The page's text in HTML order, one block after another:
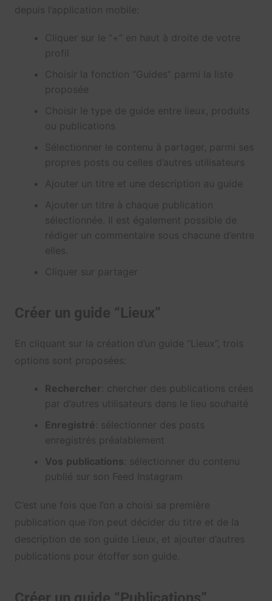
depuis l’application mobile:
Cliquer sur le “+” en haut à droite de votre
profil
Choisir la fonction “Guides” parmi la liste
proposée
Choisir le type de guide entre lieux, produits
ou publications
Sélectionner le contenu à partager, parmi ses
propres posts ou celles d’autres utilisateurs
Ajouter un titre et une description au guide
Ajouter un titre à chaque publication
sélectionnée. Il est également possible de
rédiger un commentaire sous chacune d’entre
elles.
Cliquer sur partager
Créer un guide “Lieux”
En cliquant sur la création d’un guide “Lieux”, trois
options sont proposées:
Rechercher: chercher des publications crées
par d’autres utilisateurs dans le lieu souhaité
Enregistré : sélectionner des posts
enregistrés préalablement
Vos publications: sélectionner du contenu
publié sur son Feed Instagram
C’est une fois que l’on a choisi sa première
publication que l’on peut décider du titre et de la
description de son guide Lieux, et ajouter d’autres
publications pour étoffer son guide.